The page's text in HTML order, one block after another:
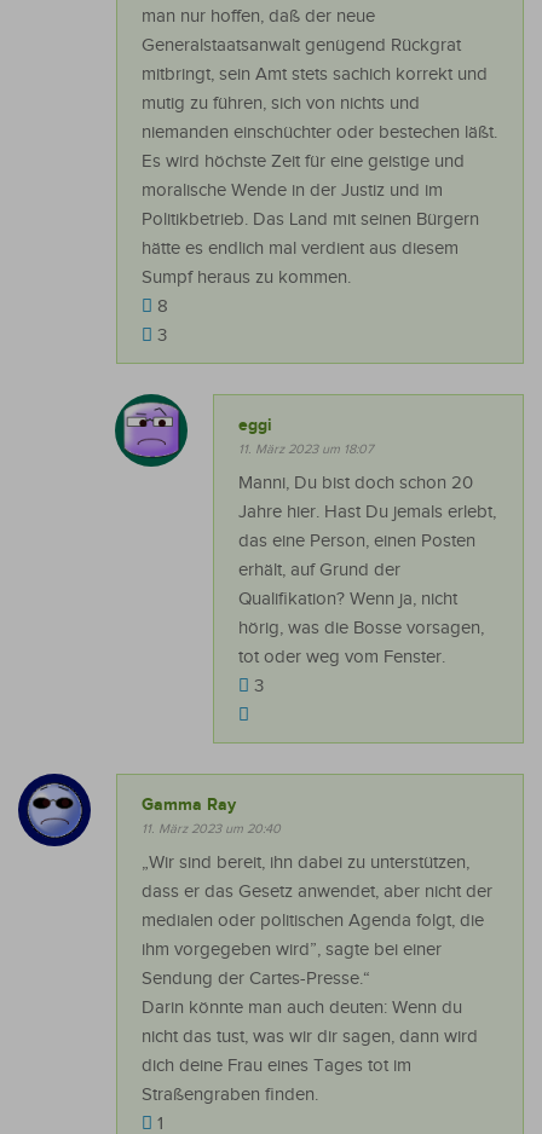
man nur hoffen, daß der neue
Generalstaatsanwalt genügend Rückgrat
mitbringt, sein Amt stets sachich korrekt und
mutig zu führen, sich von nichts und
niemanden einschüchter oder bestechen läßt.
Es wird höchste Zeit für eine geistige und
moralische Wende in der Justiz und im
Politikbetrieb. Das Land mit seinen Bürgern
hätte es endlich mal verdient aus diesem
Sumpf heraus zu kommen.
8
3
eggi
11. März 2023 um 18:07
Manni, Du bist doch schon 20
Jahre hier. Hast Du jemals erlebt,
das eine Person, einen Posten
erhält, auf Grund der
Qualifikation? Wenn ja, nicht
hörig, was die Bosse vorsagen,
tot oder weg vom Fenster.
3
Gamma Ray
11. März 2023 um 20:40
„Wir sind bereit, ihn dabei zu unterstützen,
dass er das Gesetz anwendet, aber nicht der
medialen oder politischen Agenda folgt, die
ihm vorgegeben wird”, sagte bei einer
Sendung der Cartes-Presse.“
Darin könnte man auch deuten: Wenn du
nicht das tust, was wir dir sagen, dann wird
dich deine Frau eines Tages tot im
Straßengraben finden.
1